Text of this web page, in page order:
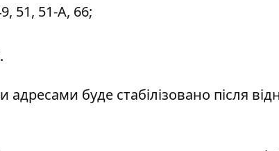
51, 51-А, 66;
буде стабілізовано після